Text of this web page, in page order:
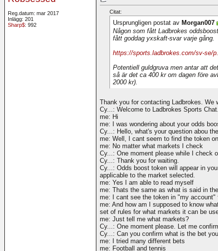
Reg.datum: mar 2017
Inlägg: 201
Sharp$: 992
Citat:
Ursprungligen postat av Morgan007
Någon som fått Ladbrokes
fått goddag yxskaft-svar varje gång.
https://sports.ladbrokes.com/sv-se/
Potentiell guldgruva men antar att
så är det ca 400 kr om dagen före
2000 kr).
Thank you for contacting Ladbrokes. We
Cy...: Welcome to Ladbrokes Sports
me: Hi
me: I was wondering about your odds
Cy...: Hello, what's your question abou
me: Well, I cant seem to find the token
me: No matter what markets I check
Cy...: One moment please while I check
Cy...: Thank you for waiting.
Cy...: Odds boost token will appear in
applicable to the market selected.
me: Yes I am able to read myself
me: Thats the same as what is said in
me: I cant see the token in "my account"
me: And how am I supposed to know
set of rules for what markets it can be
me: Just tell me what markets?
Cy...: One moment please. Let me
Cy...: Can you confirm what is the bet
me: I tried many different bets
me: Football and tennis